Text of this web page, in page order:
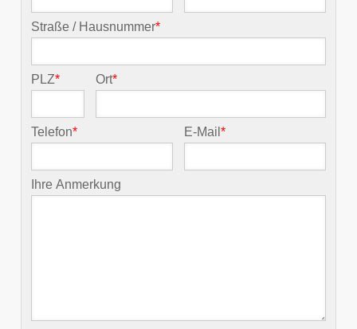
Straße / Hausnummer*
PLZ* Ort*
Telefon* E-Mail*
Ihre Anmerkung